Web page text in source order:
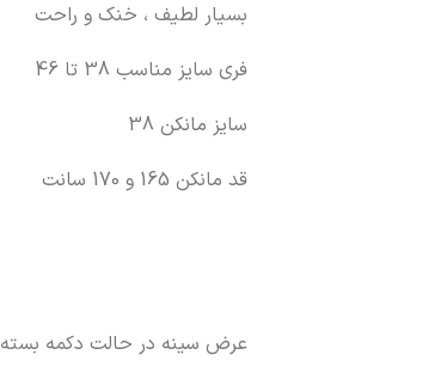
بسیار لطیف ، خنک و راحت
فری سایز مناسب 38 تا 46
سایز مانکن 38
قد مانکن 165 و 170 سانت
عرض سینه در حالت دکمه بسته 60 سانت